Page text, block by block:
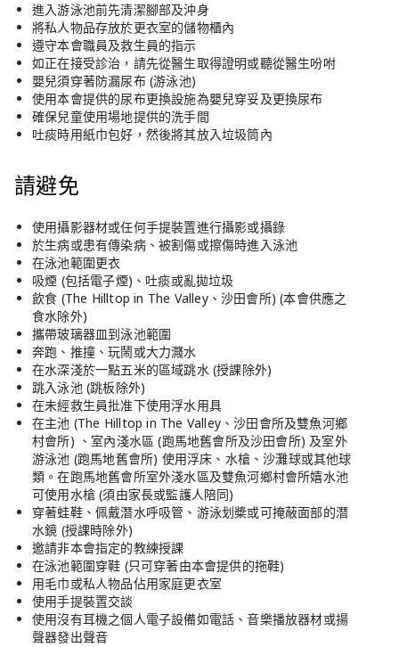
進入游泳池前先清潔腳部及沖身
將私人物品存放於更衣室的儲物櫃內
遵守本會職員及救生員的指示
如正在接受診治，請先從醫生取得證明或聽從醫生吩咐
嬰兒須穿著防漏尿布 (游泳池)
使用本會提供的尿布更換設施為嬰兒穿妥及更換尿布
確保兒童使用場地提供的洗手間
吐痰時用紙巾包好，然後將其放入垃圾筒內
請避免
使用攝影器材或任何手提裝置進行攝影或攝錄
於生病或患有傳染病、被割傷或擦傷時進入泳池
在泳池範圍更衣
吸煙 (包括電子煙)、吐痰或亂拋垃圾
飲食 (The Hilltop in The Valley、沙田會所) (本會供應之
食水除外)
攜帶玻璃器皿到泳池範圍
奔跑、推撞、玩鬧或大力濺水
在水深淺於一點五米的區域跳水 (授課除外)
跳入泳池 (跳板除外)
在未經救生員批准下使用浮水用具
在主池 (The Hilltop in The Valley、沙田會所及雙魚河鄉
村會所) 、室內淺水區 (跑馬地舊會所及沙田會所) 及室外
游泳池 (跑馬地舊會所) 使用浮床、水槍、沙灘球或其他球
類。在跑馬地舊會所室外淺水區及雙魚河鄉村會所嬉水池
可使用水槍 (須由家長或監護人陪同)
穿著蛙鞋、佩戴潛水呼吸管、游泳划槳或可掩蔽面部的潛
水鏡 (授課時除外)
邀請非本會指定的教練授課
在泳池範圍穿鞋 (只可穿著由本會提供的拖鞋)
用毛巾或私人物品佔用家庭更衣室
使用手提裝置交談
使用沒有耳機之個人電子設備如電話、音樂播放器材或揚
聲器發出聲音